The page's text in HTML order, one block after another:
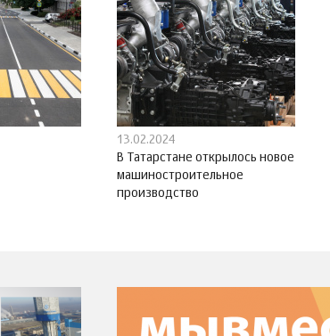
13.02.2024
В Татарстане открылось новое
машиностроительное
производство